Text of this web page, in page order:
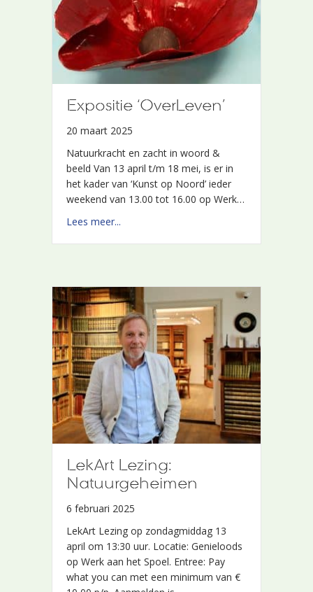
Expositie ‘OverLeven’
20 maart 2025
Natuurkracht en zacht in woord &
beeld Van 13 april t/m 18 mei, is er in
het kader van ‘Kunst op Noord’ ieder
weekend van 13.00 tot 16.00 op Werk…
Lees meer...
LekArt Lezing:
Natuurgeheimen
6 februari 2025
LekArt Lezing op zondagmiddag 13
april om 13:30 uur. Locatie: Genieloods
op Werk aan het Spoel. Entree: Pay
what you can met een minimum van €
Expositie ‘OverLeven’
20 maart 2025
Natuurkracht en zacht in woord &
beeld Van 13 april t/m 18 mei, is er in
het kader van ‘Kunst op Noord’ ieder
weekend van 13.00 tot 16.00 op Werk…
Lees meer...
LekArt Lezing:
Natuurgeheimen
6 februari 2025
LekArt Lezing op zondagmiddag 13
april om 13:30 uur. Locatie: Genieloods
op Werk aan het Spoel. Entree: Pay
what you can met een minimum van €